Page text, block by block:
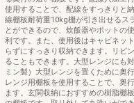
使用することで、配線をすっきりと
線棚板耐荷重10kg棚が引き出せるス
とができるので、炊飯器やポットの
利です。また、使用後はキャビネッ
らずにすっきり収納できます。リビ
ることもできます。大型レンジにも
ミン製）大型レンジを置くために奥
レンジ用棚板を使用することで、奥
ます。玄関収納におすすめの樹脂棚